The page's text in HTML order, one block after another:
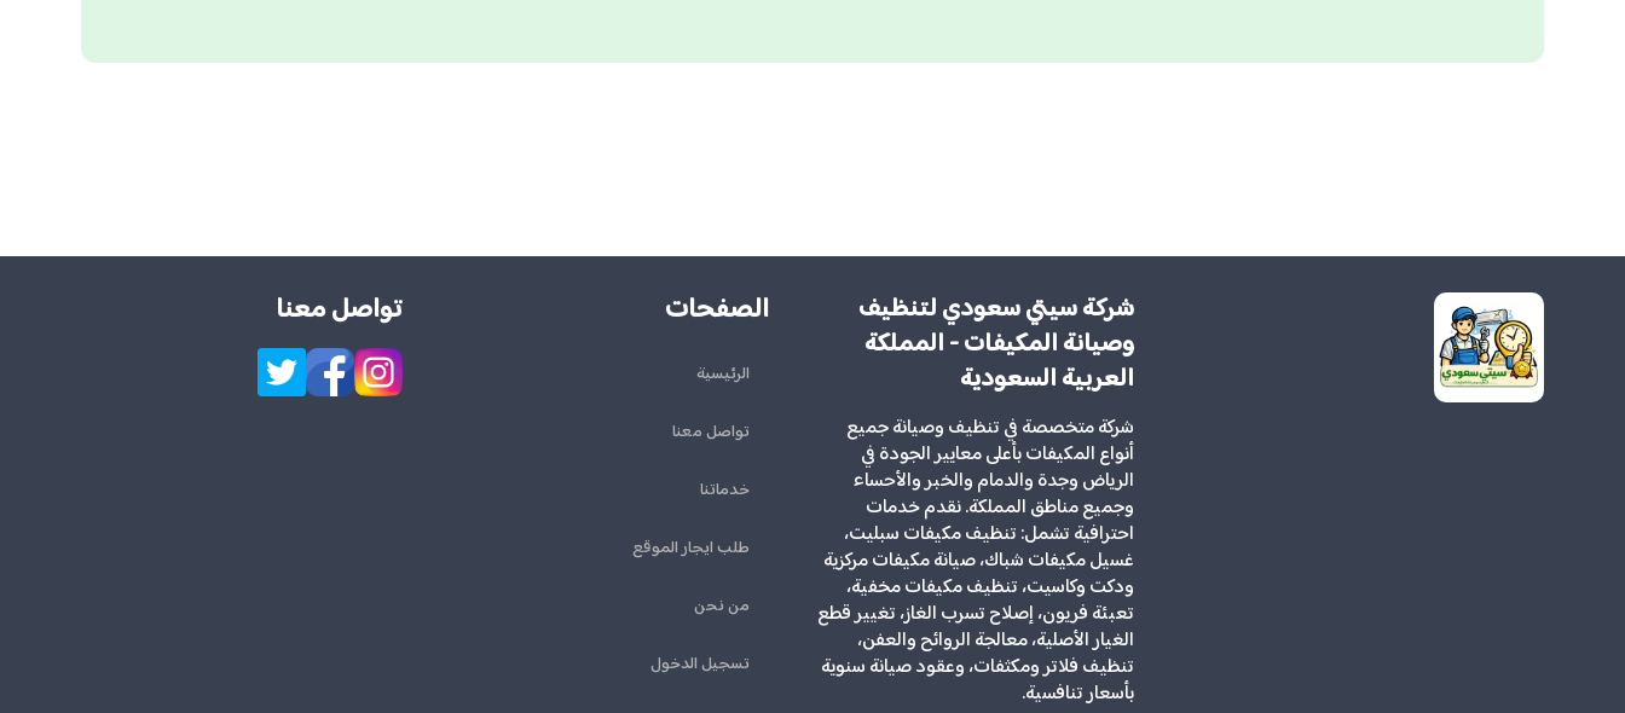
شركة سيتي سعودي لتنظيف
وصيانة المكيفات - المملكة
العربية السعودية
شركة متخصصة في تنظيف وصيانة جميع
أنواع المكيفات بأعلى معايير الجودة في
الرياض وجدة والدمام والخبر والأحساء
وجميع مناطق المملكة. نقدم خدمات
احترافية تشمل: تنظيف مكيفات سبليت،
غسيل مكيفات شباك، صيانة مكيفات مركزية
ودكت وكاسيت، تنظيف مكيفات مخفية،
تعبئة فريون، إصلاح تسرب الغاز، تغيير قطع
الغيار الأصلية، معالجة الروائح والعفن،
تنظيف فلاتر ومكثفات، وعقود صيانة سنوية
بأسعار تنافسية.
الصفحات
الرئيسية
تواصل معنا
خدماتنا
طلب ايجار الموقع
من نحن
تسجيل الدخول
تواصل معنا